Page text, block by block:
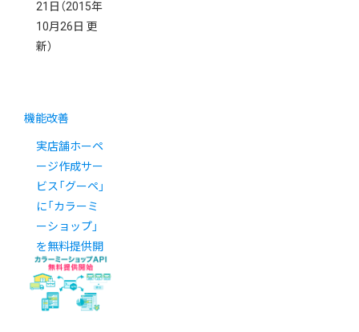
21日 （2015年
10月26日 更
新）
機能改善
実店舗ホーペ
ージ作成サー
ビス「グーペ」
に「カラーミ
ーショップ」
を無料提供開
始